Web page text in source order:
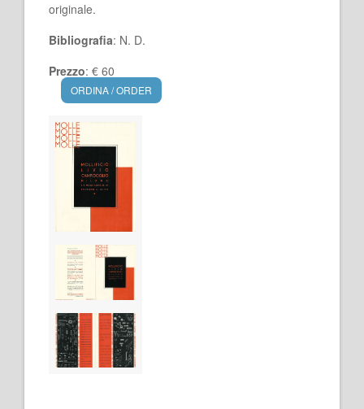
originale.
Bibliografia: N. D.
Prezzo: € 60
ORDINA / ORDER